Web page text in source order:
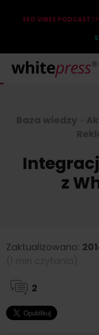
SEO VIBES PODCAST |
Baza wiedzy
z
Zaktualizowano:
2